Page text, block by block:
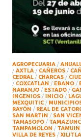
AGROPECUARIA /
/ AXTLA / CAÑEROS /
CEDRAL / CHARCAS /
/ COXCATLAN / EBANO /
NARANJO / ESTADO /
INGENIOS / INICIO /
MEXQUITIC /
RAYÓN / REAL DE
SAN MARTIN / SAN
TAMASOPO /
TAMPAMOLON / TAMUIN
VILLA DE REYES / XILITLA